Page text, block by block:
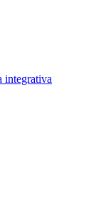
integrativa